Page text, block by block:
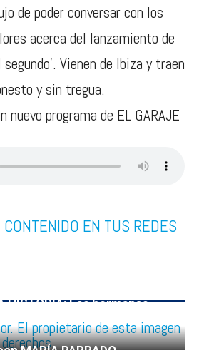
de poder conversar con los
acerca del lanzamiento de
Vienen de Ibiza y traen
y sin tregua.
programa de EL GARAJE
EN TUS REDES
HISTORIA: Las hermanas
MARÍA PARRADO